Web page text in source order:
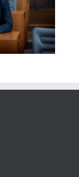
“Olympische und
Spiele nach
holen!”